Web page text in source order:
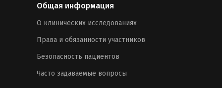
Общая информация
О клинических исследованиях
Права и обязанности участников
Безопасность пациентов
Часто задаваемые вопросы